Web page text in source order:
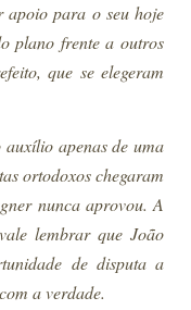
apoio para o seu hoje
plano frente a outros
que se elegeram
apenas de uma
ortodoxos chegaram
nunca aprovou. A
lembrar que João
de disputa a
a verdade.